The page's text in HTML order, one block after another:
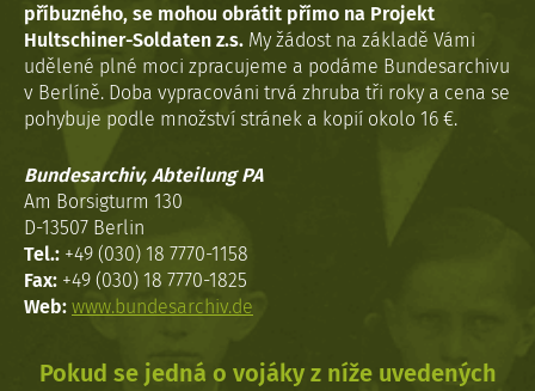
příbuzného, se mohou obrátit přímo na Projekt
Hultschiner-Soldaten z.s. My žádost na základě Vámi
udělené plné moci zpracujeme a podáme Bundesarchivu
v Berlíně. Doba vypracováni trvá zhruba tři roky a cena se
pohybuje podle množství stránek a kopií okolo 16 €.
Bundesarchiv, Abteilung PA
Am Borsigturm 130
D-13507 Berlin
Tel.: +49 (030) 18 7770-1158
Fax: +49 (030) 18 7770-1825
Web: www.bundesarchiv.de
Pokud se jedná o vojáky z níže uvedených